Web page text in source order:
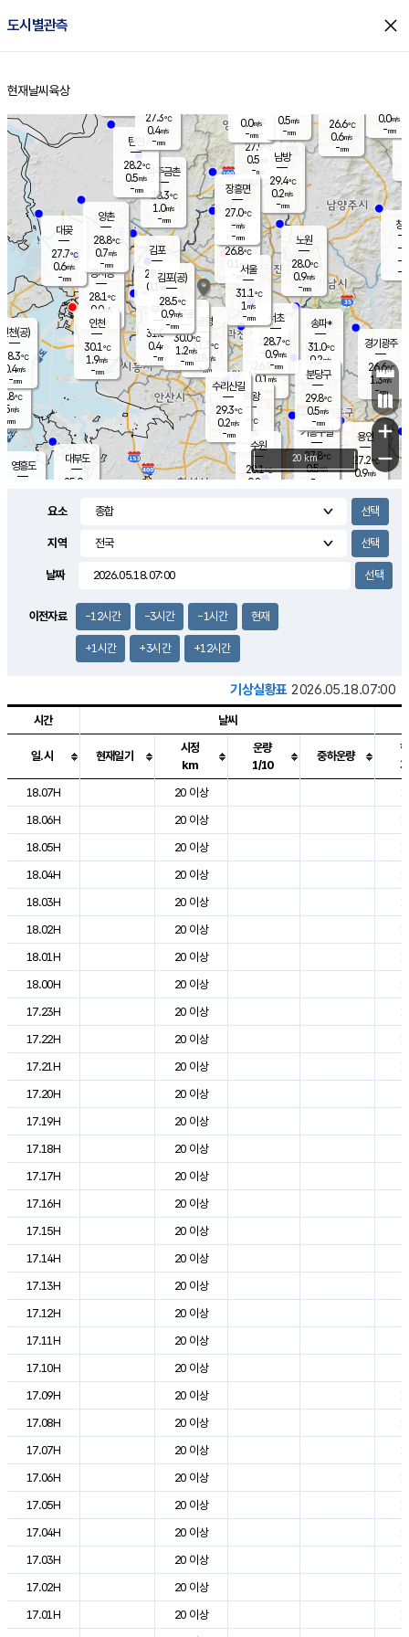
도시별관측 close
홈
현재날씨 육상
의도
℃
m/s
mm
영흥도
양주
27.9℃
0.5
-mm
과천
26.9℃
0.1m/s
- mm
용인
27.2℃
0.9m/s
경기광주
26.6℃
1.3m/s
-mm
0.5m/s
대부도
25.9
경서동
28.1℃
0.0m/s
-mm
파주금촌
28.3℃
1.0m/s
-mm
26.6℃
0.6m/s
-mm
대곶
27.7℃
0.6m/s
-mm
창
-
-m/
-
탄현
28.2℃
0.5m/s
-mm
0.0m/s
-mm
의왕
- ℃
m/s
mm
김포
29.1℃
0.1 m/s
mm
광명
31.3 ℃
0.8 m/s
-mm
부천
31.0℃
0.4m/s
-mm
양촌
28.8℃
0.7m/s
-mm
구로
30.0℃
1.2m/s
-mm
은평
26.8℃
0.1 m/s
- mm
노원
28.0℃
0.9m/s
-mm
송파*
31.0℃
0.2m/s
-mm
서초
28.7℃
0.9m/s
-mm
남방
29.4℃
0.2m/s
-mm
기흥구갈
27.8℃
0.5m/s
-
수리산길
29.3℃
0.2m/s
-mm
분당구
29.8℃
0.5m/s
-mm
장흥면
27.0℃
-m/s
-mm
0.0m/s
-mm
인천(공)
28.3℃
0.4m/s
-mm
김포(공)
28.5℃
0.9m/s
-mm
수원
28.1℃
0.8 m/s
인천
30.1℃
1.9m/s
-mm
서울
31.1℃
1 m/s
-mm
27.3℃
0.4m/s
-mm
0.5m/s
-mm
+
−
20 km
요소
지역
날짜
이전자료 -12시간 -3시간 -1시간 현재
+1시간 +3시간 +12시간
기상실황표 2026.05.18.07:00
도시별 기상실황표로 지점, 날씨, 기온, 강수, 바람, 기압등을 안내한 표입
시간 날씨
일.시 현재일기
시정
km
운량
1/10
중하운량
18.07H
20 이상
18.06H
20 이상
18.05H
20 이상
18.04H
20 이상
18.03H
20 이상
18.02H
20 이상
18.01H
20 이상
18.00H
20 이상
17.23H
20 이상
17.22H
20 이상
17.21H
20 이상
17.20H
20 이상
17.19H
20 이상
17.18H
20 이상
17.17H
20 이상
17.16H
20 이상
17.15H
20 이상
17.14H
20 이상
17.13H
20 이상
17.12H
20 이상
17.11H
20 이상
17.10H
20 이상
17.09H
20 이상
17.08H
20 이상
17.07H
20 이상
17.06H
20 이상
17.05H
20 이상
17.04H
20 이상
17.03H
20 이상
17.02H
20 이상
17.01H
20 이상